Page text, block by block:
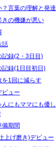
言葉の理解と発達
きの機嫌が悪い
話
記録(2・3日目)
記録(1日目初日)
を1回に減らす
ビュー
にもママにも優し
備期間
上げ磨き)デビュー